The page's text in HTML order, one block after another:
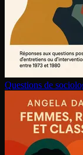
Questions de